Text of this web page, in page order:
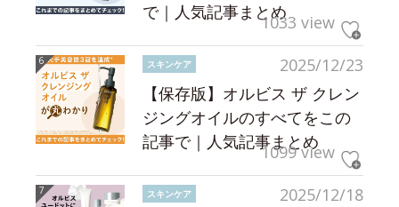
で｜人気記事まとめ1033 view
2025/12/23
スキンケア
【保存版】オルビス ザ クレン
ジングオイルのすべてをこの
記事で｜人気記事まとめ
1099 view
2025/12/18
スキンケア